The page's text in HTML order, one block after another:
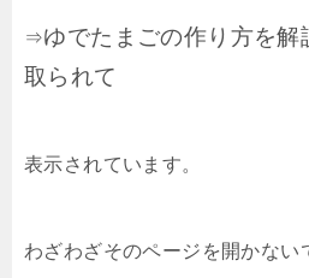
⇒ゆでたまごの作り方を解
取られて
表示されています。
わざわざそのページを開かない